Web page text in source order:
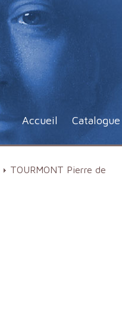
Accueil Catalogue
TOURMONT Pierre de